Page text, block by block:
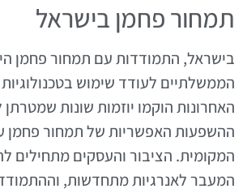
תמחור פחמן בישראל
בישראל, התמודדות עם תמחור פחמן
הממשלתיים לעודד שימוש
האחרונות הוקמו יוזמות שונות
ההשפעות האפשריות של תמחור פחמן
המקומית. הציבור והעסקים מתחילים
המעבר לאנרגיות מתחדשות,